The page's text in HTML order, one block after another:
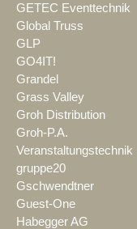
GETEC Eventtechnik
Global Truss
GLP
GO4IT!
Grandel
Grass Valley
Groh Distribution
Groh-P.A.
Veranstaltungstechnik
gruppe20
Gschwendtner
Guest-One
Habegger AG